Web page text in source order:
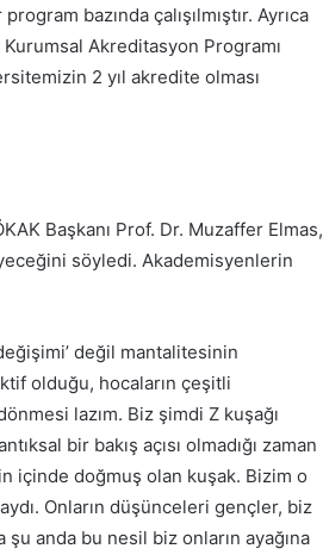
bazında çalışılmıştır. Ayrıca
Akreditasyon Programı
2 yıl akredite olması
Başkanı Prof. Dr. Muzaffer Elmas,
söyledi. Akademisyenlerin
değil mantalitesinin
olduğu, hocaların çeşitli
lazım. Biz şimdi Z kuşağı
bir bakış açısı olmadığı zaman
içinde doğmuş olan kuşak. Bizim o
Onların düşünceleri gençler, biz
anda bu nesil biz onların ayağına